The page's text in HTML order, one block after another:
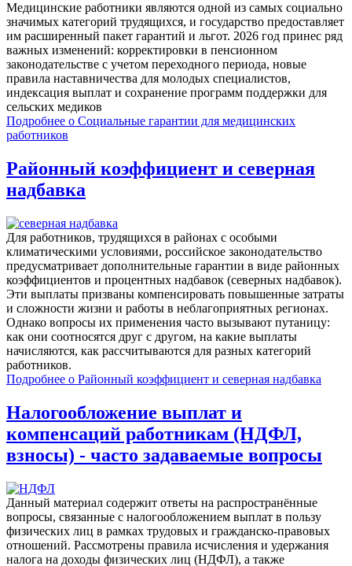
Медицинские работники являются одной из самых социально
значимых категорий трудящихся, и государство предоставляет
им расширенный пакет гарантий и льгот. 2026 год принес ряд
важных изменений: корректировки в пенсионном
законодательстве с учетом переходного периода, новые
правила наставничества для молодых специалистов,
индексация выплат и сохранение программ поддержки для
сельских медиков
Подробнее о Социальные гарантии для медицинских
работников
Районный коэффициент и северная
надбавка
Для работников, трудящихся в районах с особыми
климатическими условиями, российское законодательство
предусматривает дополнительные гарантии в виде районных
коэффициентов и процентных надбавок (северных надбавок).
Эти выплаты призваны компенсировать повышенные затраты
и сложности жизни и работы в неблагоприятных регионах.
Однако вопросы их применения часто вызывают путаницу:
как они соотносятся друг с другом, на какие выплаты
начисляются, как рассчитываются для разных категорий
работников.
Подробнее о Районный коэффициент и северная надбавка
Налогообложение выплат и
компенсаций работникам (НДФЛ,
взносы) - часто задаваемые вопросы
Данный материал содержит ответы на распространённые
вопросы, связанные с налогообложением выплат в пользу
физических лиц в рамках трудовых и гражданско-правовых
отношений. Рассмотрены правила исчисления и удержания
налога на доходы физических лиц (НДФЛ), а также